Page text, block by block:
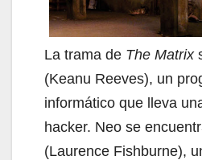
La trama de The Matrix
(Keanu Reeves), un
informático que lleva
hacker. Neo se
(Laurence Fishburne),